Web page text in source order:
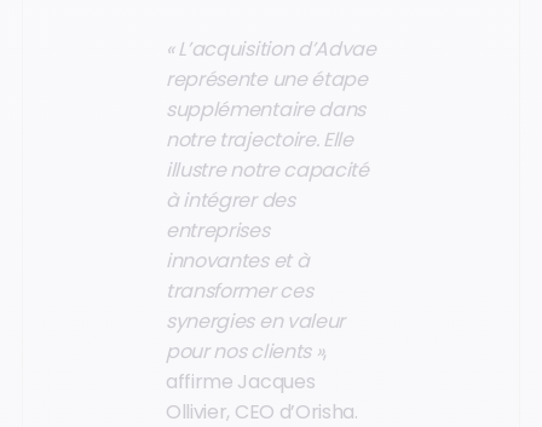
« L’acquisition d’Advae
représente une étape
supplémentaire dans
notre trajectoire. Elle
illustre notre capacité
à intégrer des
entreprises
innovantes et à
transformer ces
synergies en valeur
pour nos clients »,
affirme Jacques
Ollivier, CEO d’Orisha.